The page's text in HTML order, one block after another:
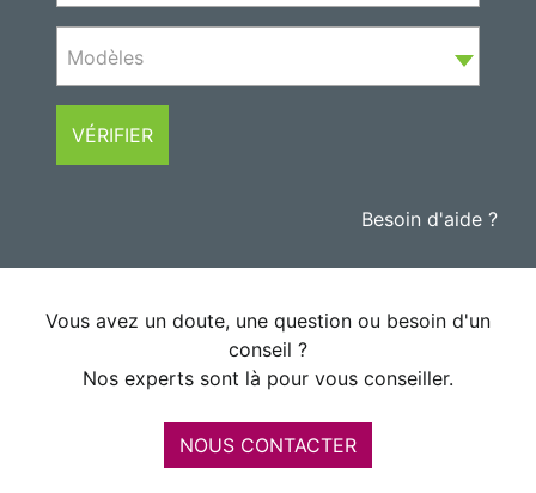
Modèles
VÉRIFIER
Besoin d'aide ?
Vous avez un doute, une question ou besoin d'un
conseil ?
Nos experts sont là pour vous conseiller.
NOUS CONTACTER